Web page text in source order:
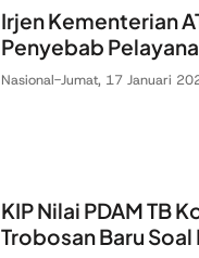
Irjen Kementerian
Penyebab
Nasional-Jumat, 17 Januari
KIP Nilai PDAM TB
Trobosan Baru